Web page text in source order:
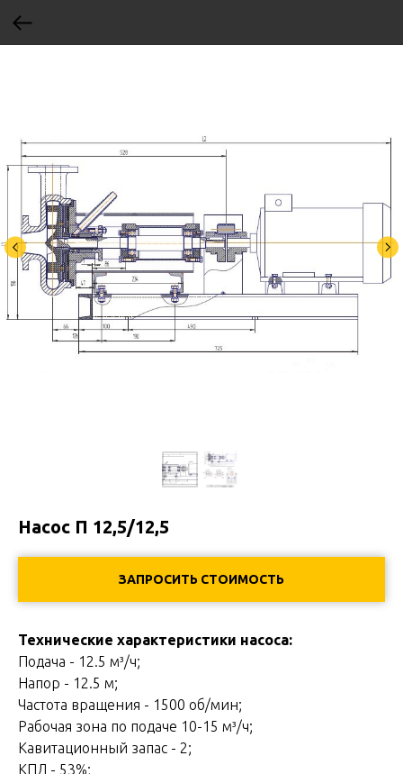
Насос П 12,5/12,5
ЗАПРОСИТЬ СТОИМОСТЬ
Технические характеристики насоса:
Подача - 12.5 м³/ч;
Напор - 12.5 м;
Частота вращения - 1500 об/мин;
Рабочая зона по подаче 10-15 м³/ч;
Кавитационный запас - 2;
КПД - 53%;